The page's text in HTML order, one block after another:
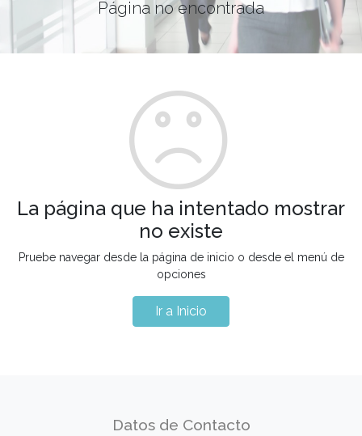
Página no encontrada
La página que ha intentado mostrar
no existe
Pruebe navegar desde la página de inicio o desde el menú de
opciones
Ir a Inicio
Datos de Contacto